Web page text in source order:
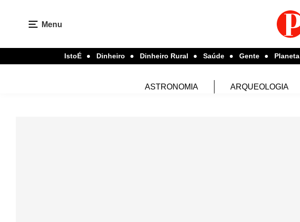
Menu
IstoÉ Dinheiro Dinheiro Rural Saúde Gente Planeta
ASTRONOMIA ARQUEOLOGIA